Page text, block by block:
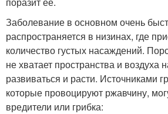
Заболевание в основном очень
распространяется в низинах, где
количество густых насаждений.
не хватает пространства и воздуха
развиваться и расти. Источниками
которые провоцируют ржавчину,
вредители или грибка: